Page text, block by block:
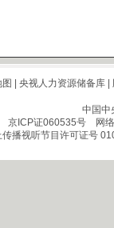
央视人力资源储备库|
中国中
京ICP证060535号网络
传播视听节目许可证号